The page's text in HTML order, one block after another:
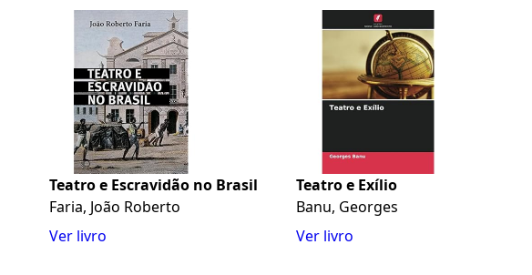
Teatro e Escravidão no Brasil
Faria, João Roberto
Ver livro
Teatro e Exílio
Banu, Georges
Ver livro